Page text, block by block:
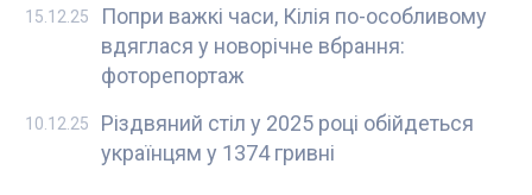
Попри важкі часи, Кілія по-особливому
вдяглася у новорічне вбрання:
фоторепортаж
15.12.25
Різдвяний стіл у 2025 році обійдеться
українцям у 1374 гривні
10.12.25